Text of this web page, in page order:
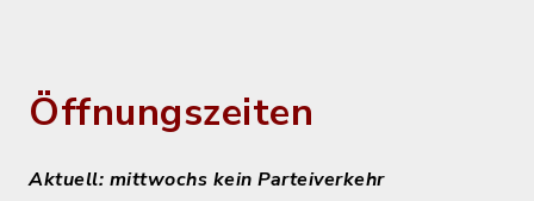
Öffnungszeiten
Aktuell: mittwochs kein Parteiverkehr